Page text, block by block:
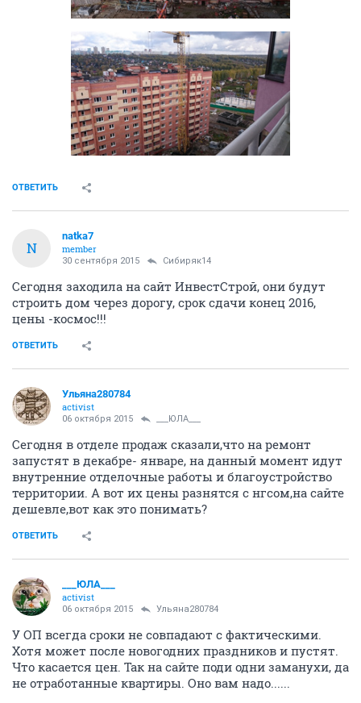
ОТВЕТИТЬ
N
natka7
member
30 сентября 2015 Сибиряк14
Сегодня заходила на сайт ИнвестСтрой, они будут
строить дом через дорогу, срок сдачи конец 2016,
цены -космос!!!
ОТВЕТИТЬ
Ульяна280784
activist
06 октября 2015 ___ЮЛА___
Сегодня в отделе продаж сказали,что на ремонт
запустят в декабре- январе, на данный момент идут
внутренние отделочные работы и благоустройство
территории. А вот их цены разнятся с нгсом,на сайте
дешевле,вот как это понимать?
ОТВЕТИТЬ
___ЮЛА___
activist
06 октября 2015 Ульяна280784
У ОП всегда сроки не совпадают с фактическими.
Хотя может после новогодних праздников и пустят.
Что касается цен. Так на сайте поди одни заманухи, да
не отработанные квартиры. Оно вам надо......